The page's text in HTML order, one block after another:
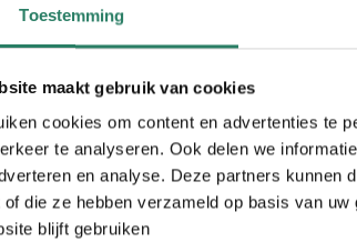
Toestemming
maakt gebruik van cookies
cookies om content en advertenties te
te analyseren. Ook delen we
en analyse. Deze partners kunnen
die ze hebben verzameld op basis van
blijft gebruiken
videobellen één van de opties is.
werken.
dan vier mensen tegelijkertijd in
vele mogelijkheden kunnen er ook
ziet.